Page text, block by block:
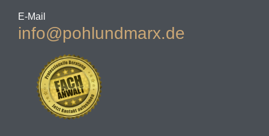
E-Mail
info@pohlundmarx.de